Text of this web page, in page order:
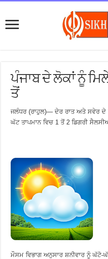
ਪੰਜਾਬ ਦੇ ਲੋਕਾਂ ਨੂੰ
ਤੋਂ
ਜਲੰਧਰ (ਰਾਹੁਲ)— ਦੇਰ ਰਾਤ ਅਤੇ ਸਵੇਰ ਦੇ
ਘੱਟ ਤਾਪਮਾਨ ਵਿਚ 1 ਤੋਂ 2 ਡਿਗਰੀ
ਮੌਸਮ ਵਿਭਾਗ ਅਨੁਸਾਰ ਸ਼ਨੀਵਾਰ ਨੂੰ ਘੱਟੋ-